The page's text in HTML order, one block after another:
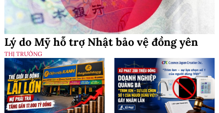
Lý do Mỹ hỗ trợ Nhật bảo vệ đồng yên
THỊ TRƯỜNG